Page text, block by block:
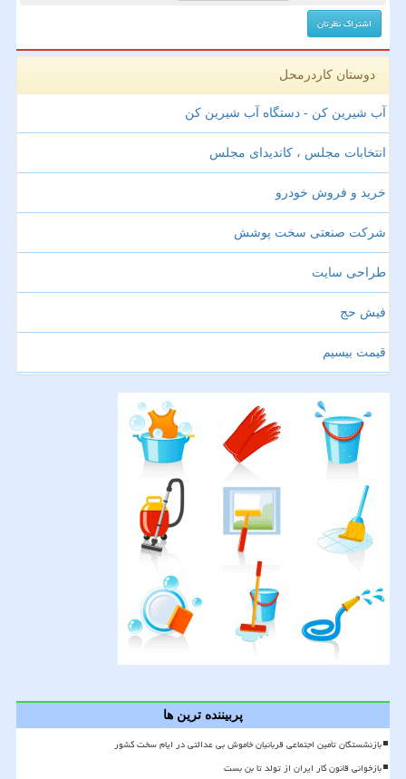
دوستان کاردرمحل
آب شیرین کن - دستگاه آب شیرین کن
انتخابات مجلس ، کاندیدای مجلس
خرید و فروش خودرو
شرکت صنعتی سخت پوشش
طراحی سایت
فیش حج
قیمت بیسیم
پربیننده ترین ها
بازنشستگان تأمین اجتماعی قربانیان خاموش بی عدالتی در ایام سخت کشور
بازخوانی قانون کار ایران از تولد تا بن بست